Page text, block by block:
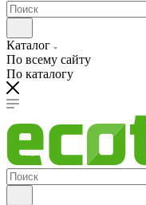
Каталог
По всему сайту
По каталогу